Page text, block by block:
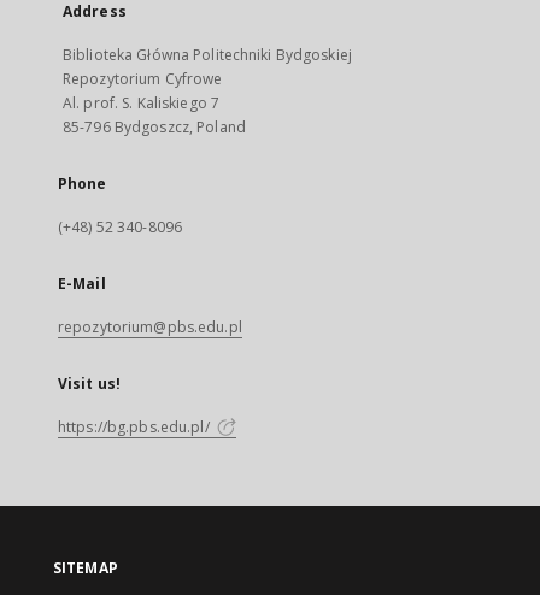
Address
Biblioteka Główna Politechniki Bydgoskiej
Repozytorium Cyfrowe
Al. prof. S. Kaliskiego 7
85-796 Bydgoszcz, Poland
Phone
(+48) 52 340-8096
E-Mail
repozytorium@pbs.edu.pl
Visit us!
https://bg.pbs.edu.pl/
SITEMAP